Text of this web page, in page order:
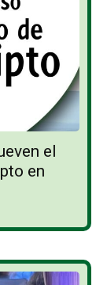
el
en